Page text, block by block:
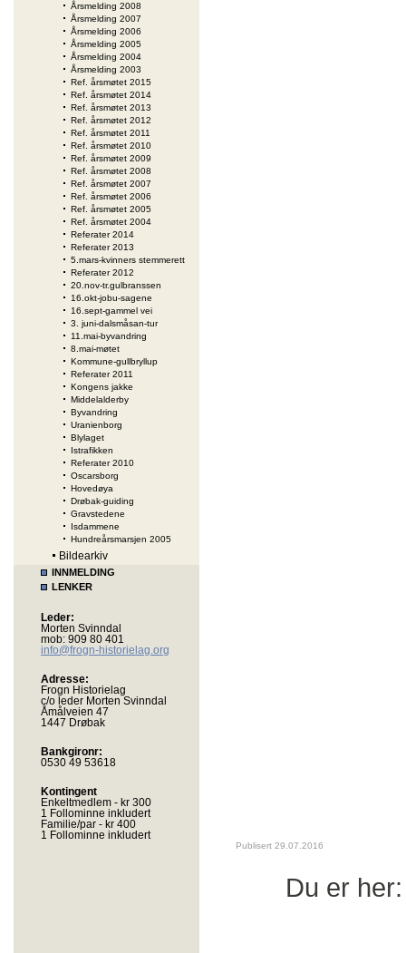
Årsmelding 2008
Årsmelding 2007
Årsmelding 2006
Årsmelding 2005
Årsmelding 2004
Årsmelding 2003
Ref. årsmøtet 2015
Ref. årsmøtet 2014
Ref. årsmøtet 2013
Ref. årsmøtet 2012
Ref. årsmøtet 2011
Ref. årsmøtet 2010
Ref. årsmøtet 2009
Ref. årsmøtet 2008
Ref. årsmøtet 2007
Ref. årsmøtet 2006
Ref. årsmøtet 2005
Ref. årsmøtet 2004
Referater 2014
Referater 2013
5.mars-kvinners stemmerett
Referater 2012
20.nov-tr.gulbranssen
16.okt-jobu-sagene
16.sept-gammel vei
3. juni-dalsmåsan-tur
11.mai-byvandring
8.mai-møtet
Kommune-gullbryllup
Referater 2011
Kongens jakke
Middelalderby
Byvandring
Uranienborg
Blylaget
Istrafikken
Referater 2010
Oscarsborg
Hovedøya
Drøbak-guiding
Gravstedene
Isdammene
Hundreårsmarsjen 2005
Bildearkiv
INNMELDING
LENKER
Leder:
Morten Svinndal
mob: 909 80 401
info@frogn-historielag.org
Adresse:
Frogn Historielag
c/o leder Morten Svinndal
Åmålveien 47
1447 Drøbak
Bankgironr:
0530 49 53618
Kontingent
Enkeltmedlem - kr 300
1 Follominne inkludert
Familie/par - kr 400
1 Follominne inkludert
Publisert 29.07.2016
Du er